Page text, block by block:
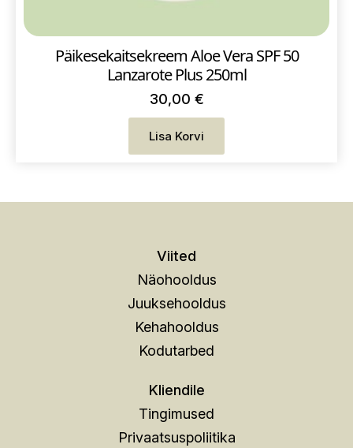
Päikesekaitsekreem Aloe Vera SPF 50
Lanzarote Plus 250ml
30,00 €
Lisa Korvi
Viited
Näohooldus
Juuksehooldus
Kehahooldus
Kodutarbed
Kliendile
Tingimused
Privaatsuspoliitika